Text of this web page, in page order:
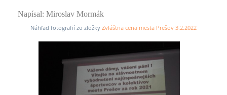
Napísal: Miroslav Mormák
Náhľad fotografií zo zložky Zvláštna cena mesta Prešov 3.2.2022